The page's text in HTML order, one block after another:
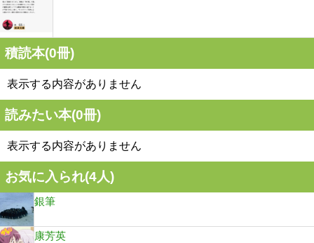
積読本(0冊)
表示する内容がありません
読みたい本(0冊)
表示する内容がありません
お気に入られ(4人)
銀筆
康芳英